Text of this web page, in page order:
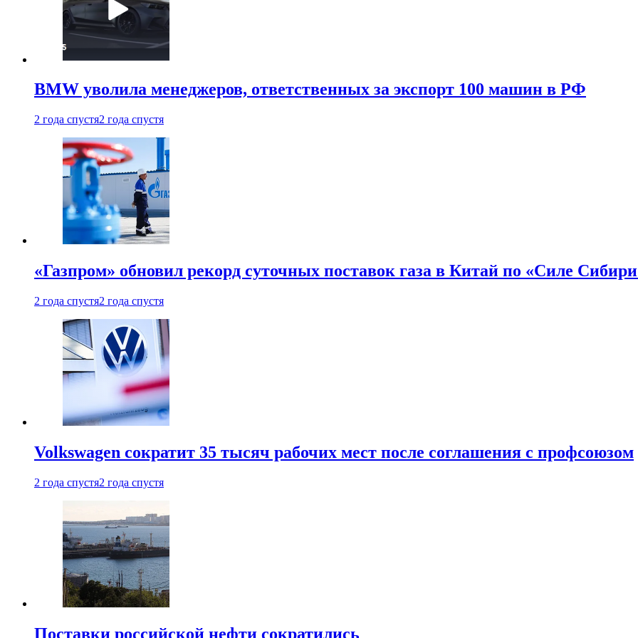
BMW уволила менеджеров, ответственных за экспорт 100 машин в РФ
2 года спустя2 года спустя
«Газпром» обновил рекорд суточных поставок газа в Китай по «Силе
2 года спустя2 года спустя
Volkswagen сократит 35 тысяч рабочих мест после соглашения с профсоюзом
2 года спустя2 года спустя
Поставки российской нефти сократились